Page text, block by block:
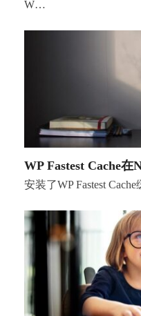
W…
WP Fastest Cache在
安装了WP Fastest